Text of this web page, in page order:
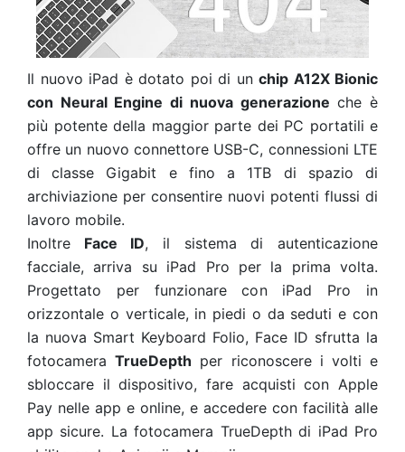
Il nuovo iPad è dotato poi di un chip A12X Bionic
con Neural Engine di nuova generazione che è
più potente della maggior parte dei PC portatili e
offre un nuovo connettore USB-C, connessioni LTE
di classe Gigabit e fino a 1TB di spazio di
archiviazione per consentire nuovi potenti flussi di
lavoro mobile.
Inoltre Face ID, il sistema di autenticazione
facciale, arriva su iPad Pro per la prima volta.
Progettato per funzionare con iPad Pro in
orizzontale o verticale, in piedi o da seduti e con
la nuova Smart Keyboard Folio, Face ID sfrutta la
fotocameraTrueDepth per riconoscere i volti e
sbloccare il dispositivo, fare acquisti con Apple
Pay nelle app e online, e accedere con facilità alle
app sicure. La fotocamera TrueDepth di iPad Pro